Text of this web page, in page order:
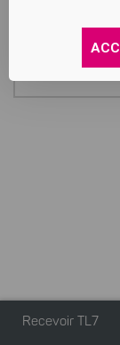
où le dépôt
LE PRESIDENT
Recevoir TL7